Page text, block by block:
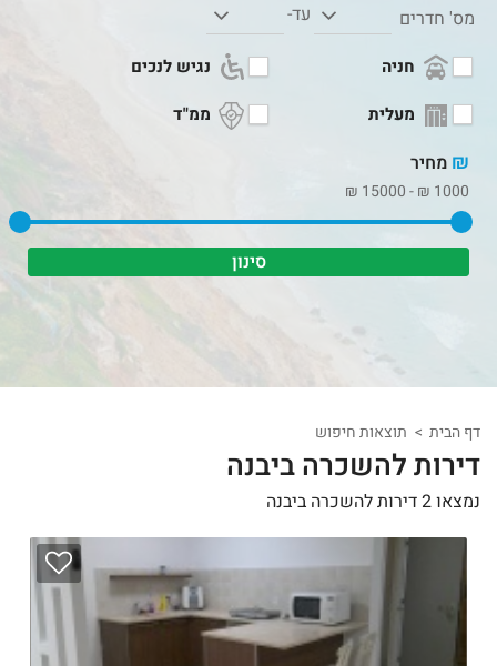
מס' חדרים
עד-
חניה
נגיש לנכים
מעלית
ממ"ד
₪ מחיר
1000
₪
-
15000
₪
דף הבית תוצאות חיפוש
דירות להשכרה ביבנה
נמצאו 2 דירות להשכרה ביבנה